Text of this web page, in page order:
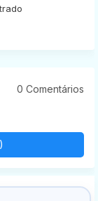
0 Comentários